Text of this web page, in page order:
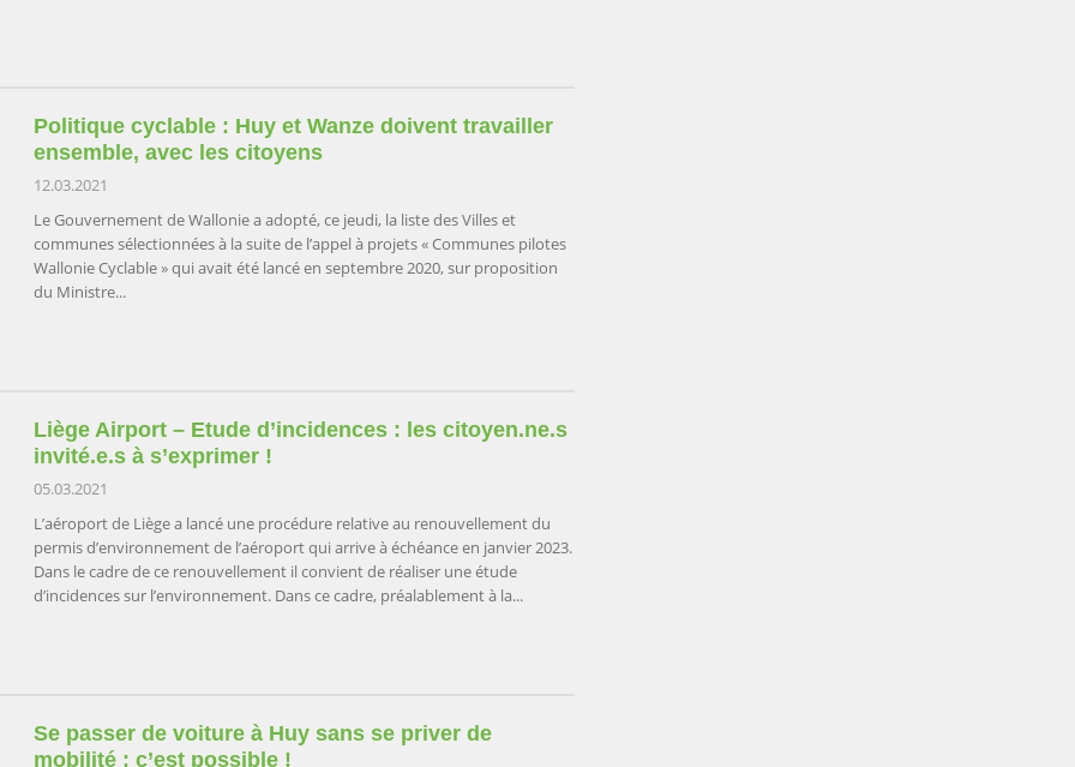
Politique cyclable : Huy et Wanze doivent travailler
ensemble, avec les citoyens
12.03.2021
Le Gouvernement de Wallonie a adopté, ce jeudi, la liste des Villes et
communes sélectionnées à la suite de l’appel à projets « Communes pilotes
Wallonie Cyclable » qui avait été lancé en septembre 2020, sur proposition
du Ministre...
Liège Airport – Etude d’incidences : les citoyen.ne.s
invité.e.s à s’exprimer !
05.03.2021
L’aéroport de Liège a lancé une procédure relative au renouvellement du
permis d’environnement de l’aéroport qui arrive à échéance en janvier 2023.
Dans le cadre de ce renouvellement il convient de réaliser une étude
d’incidences sur l’environnement. Dans ce cadre, préalablement à la...
Se passer de voiture à Huy sans se priver de
mobilité : c’est possible !